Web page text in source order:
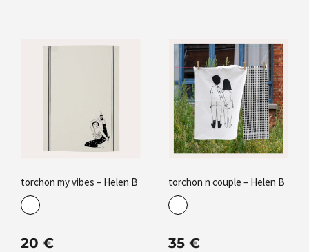
torchon my vibes – Helen B
20 €
torchon n couple – Helen B
35 €